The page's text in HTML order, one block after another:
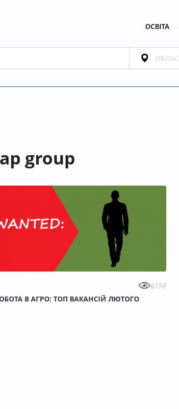
ОСВІТА
group
6158
В АГРО: ТОП ВАКАНСІЙ ЛЮТОГО